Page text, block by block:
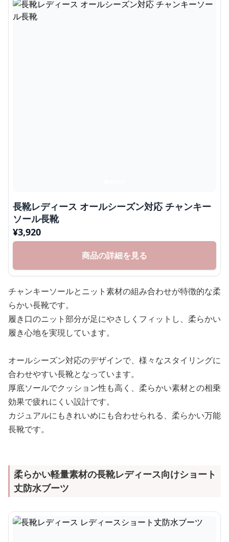
長靴レディース オールシーズン対応 チャンキー
ソール長靴
¥3,920
商品の詳細を見る
チャンキーソールとニット素材の組み合わせが特徴的な柔
らかい長靴です。
履き口のニット部分が足にやさしくフィットし、柔らかい
履き心地を実現しています。
オールシーズン対応のデザインで、様々なスタイリングに
合わせやすい長靴となっています。
厚底ソールでクッション性も高く、柔らかい素材との相乗
効果で疲れにくい設計です。
カジュアルにもきれいめにも合わせられる、柔らかい万能
長靴です。
柔らかい軽量素材の長靴レディース向けショート
丈防水ブーツ